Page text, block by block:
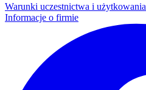
Warunki uczestnictwa i użytkowania
Informacje o firmie